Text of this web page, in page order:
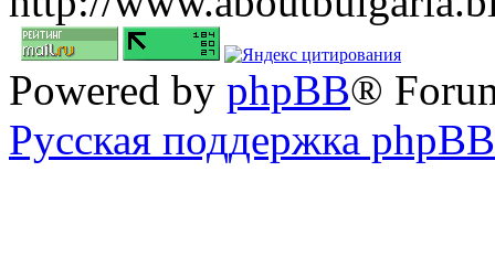
Powered by phpBB®
Русская поддержка phpBB